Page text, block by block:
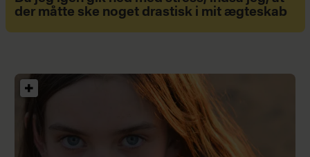
der måtte ske noget drastisk i mit ægteskab